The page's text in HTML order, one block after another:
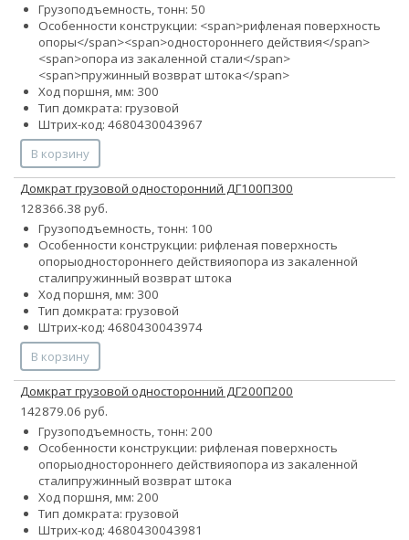
Грузоподъемность, тонн: 50
Особенности конструкции: <span>рифленая поверхность
опоры</span><span>одностороннего действия</span>
<span>опора из закаленной стали</span>
<span>пружинный возврат штока</span>
Ход поршня, мм: 300
Тип домкрата: грузовой
Штрих-код: 4680430043967
В корзину
Домкрат грузовой односторонний ДГ100П300
128366.38 руб.
Грузоподъемность, тонн: 100
Особенности конструкции: рифленая поверхность
опорыодностороннего действияопора из закаленной
сталипружинный возврат штока
Ход поршня, мм: 300
Тип домкрата: грузовой
Штрих-код: 4680430043974
В корзину
Домкрат грузовой односторонний ДГ200П200
142879.06 руб.
Грузоподъемность, тонн: 200
Особенности конструкции: рифленая поверхность
опорыодностороннего действияопора из закаленной
сталипружинный возврат штока
Ход поршня, мм: 200
Тип домкрата: грузовой
Штрих-код: 4680430043981